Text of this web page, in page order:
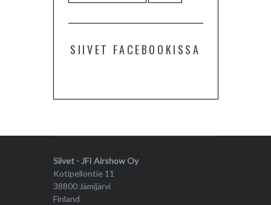
SIIVET FACEBOOKISSA
Siivet - JFI Airshow Oy
Kotipellontie 11
38800 Jämijärvi
Finland